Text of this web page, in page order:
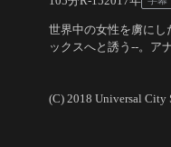
世界中の女性を虜に
ックスへと誘う--。ア
(C) 2018 Universal City